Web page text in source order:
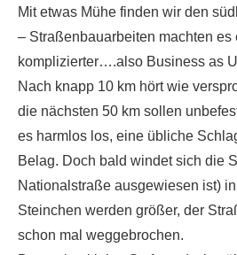
Mit etwas Mühe finden wir den
– Straßenbauarbeiten machten es
komplizierter….also Business as
Nach knapp 10 km hört wie
die nächsten 50 km sollen
es harmlos los, eine übliche
Belag. Doch bald windet sich die
Nationalstraße ausgewiesen ist)
Steinchen werden größer, der
schon mal weggebrochen.